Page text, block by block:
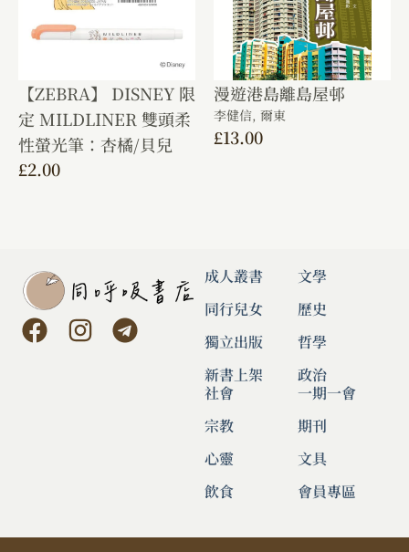
【ZEBRA】 DISNEY 限
定 MILDLINER 雙頭柔
性螢光筆：杏橘/貝兒
£2.00
漫遊港島離島屋邨
李健信, 爾東
£13.00
成人叢書
同行兒女
獨立出版
新書上架
文學
歷史
哲學
政治
社會
宗教
心靈
飲食
一期一會
期刊
文具
會員專區